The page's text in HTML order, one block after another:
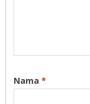
Nama *